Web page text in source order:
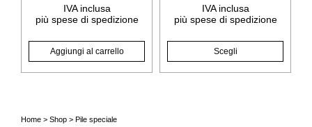
IVA inclusa
più spese di spedizione
Aggiungi al carrello
IVA inclusa
più spese di spedizione
Scegli
prodotto
Home > Shop > Pile speciale